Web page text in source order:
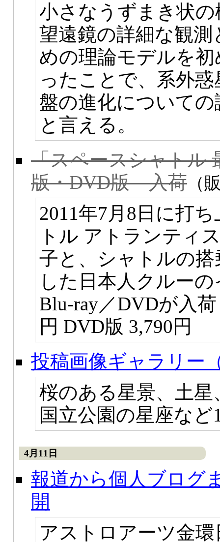
小さなうずまき状
望遠鏡の詳細な観
めの理論モデルを
ったことで、系外
盤の進化について
と言える。
「スペースシャトル
版・DVD版 入荷 （
2011年7月8日に打
トル アトランティ
子と、シャトルの
した日本人クルー
Blu-ray／DVDが入
円 DVD版 3,790円
投稿画像ギャラリー
桜のある星景、土
国立公園の星座な
4月11日
報道から個人ブログ
開
アストロアーツ金